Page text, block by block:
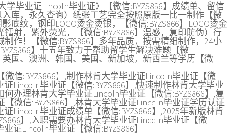
学毕业证Lincoln毕业证》【微信:BYZS866】成绩单、留信
入库，永久查询）纸张工艺完全按照原版一比一制作【微
底纹，钢印LOGO烫金烫银，【微信:BYZS866】LOGO烫金
射，紫外荧光，【微信:BYZS866】温感，复印防伪）行
作！【微信:BYZS866】多年品质，按需精细制作，24小
】十五年致力于帮助留学生解决难题【微
英国、澳洲、韩国、美国、新加坡，新西兰等学历【微
信:BYZS866】,制作林肯大学毕业证Lincoln毕业证【微
证Lincoln毕业证【微信:BYZS866】,快速制作林肯大学毕业
何办理林肯大学毕业证Lincoln毕业证【微信:BYZS866】,复
微信:BYZS866】,林肯大学毕业证Lincoln毕业证学历认证
证Lincoln毕业证成绩单【微信:BYZS866】,2025年新版林肯
】,入职需要办林肯大学毕业证Lincoln毕业证【微
证Lincoln毕业证【微信:BYZS866】